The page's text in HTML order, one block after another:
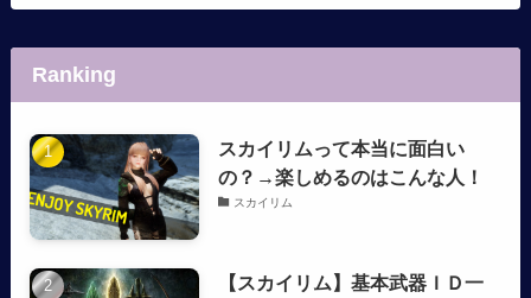
Ranking
スカイリムって本当に面白い
の？→楽しめるのはこんな人！
スカイリム
【スカイリム】基本武器ＩＤ一